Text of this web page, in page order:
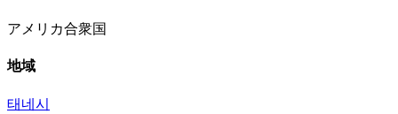
アメリカ合衆国
地域
태네시